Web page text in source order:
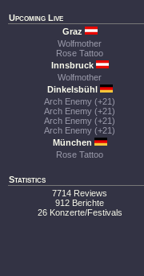
Upcoming Live
Graz
Wolfmother
Rose Tattoo
Innsbruck
Wolfmother
Dinkelsbühl
Arch Enemy (+21)
Arch Enemy (+21)
Arch Enemy (+21)
Arch Enemy (+21)
München
Rose Tattoo
Statistics
7714 Reviews
912 Berichte
26 Konzerte/Festivals